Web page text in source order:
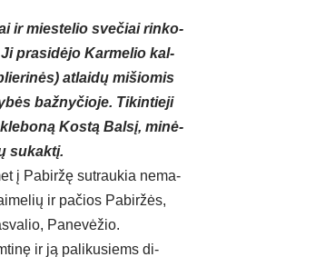
ir mies­te­lio sve­čiai rin­ko­
pra­si­dė­jo Kar­me­lio kal­
at­lai­dų mi­šio­mis
baž­ny­čio­je. Ti­kin­tie­ji
Kos­tą Bal­sį, mi­nė­
su­kak­tį.
į Pa­bir­žę su­trau­kia ne­ma­
ir pa­čios Pa­bir­žės,
Pa­ne­vė­žio.
ir ją pa­li­ku­siems di­